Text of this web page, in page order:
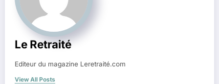
Le Retraité
Editeur du magazine Leretraité.com
View All Posts